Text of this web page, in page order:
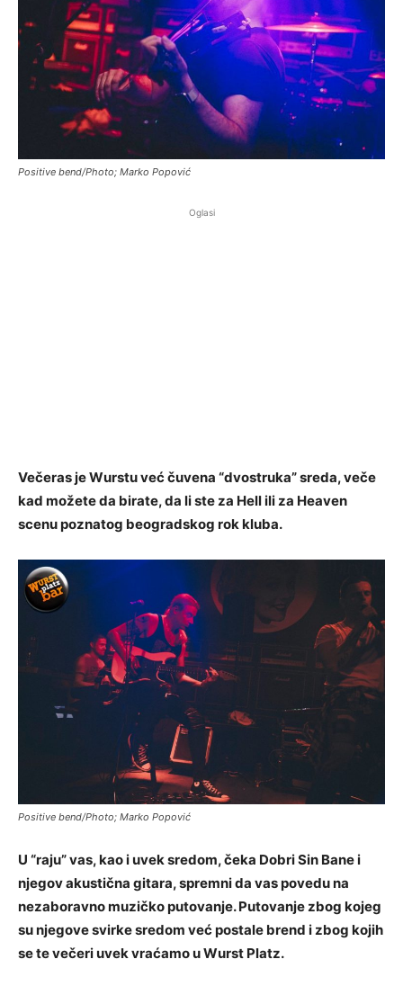
Positive bend/Photo; Marko Popović
Oglasi
Večeras je Wurstu već čuvena “dvostruka” sreda, veče
kad možete da birate, da li ste za Hell ili za Heaven
scenu poznatog beogradskog rok kluba.
Positive bend/Photo; Marko Popović
U “raju” vas, kao i uvek sredom, čeka Dobri Sin Bane i
njegov akustična gitara, spremni da vas povedu na
nezaboravno muzičko putovanje. Putovanje zbog kojeg
su njegove svirke sredom već postale brend i zbog kojih
se te večeri uvek vraćamo u Wurst Platz.